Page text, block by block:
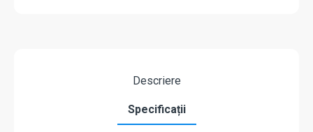
Descriere
Specificații